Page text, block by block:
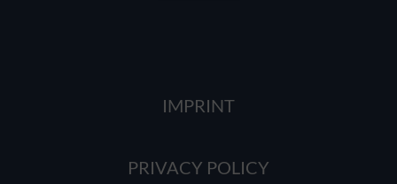
IMPRINT
PRIVACY POLICY